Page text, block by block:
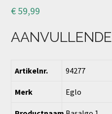
€ 59,99
Artikelnr. 94277
Merk Eglo